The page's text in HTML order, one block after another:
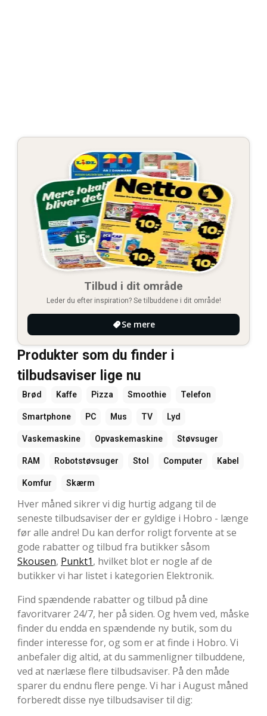
Tilbud i dit område
Leder du efter inspiration? Se tilbuddene i dit område!
Se mere
Produkter som du finder i
tilbudsaviser lige nu
Brød Kaffe Pizza Smoothie Telefon
Smartphone PC Mus TV Lyd
Vaskemaskine Opvaskemaskine Støvsuger
RAM Robotstøvsuger Stol Computer Kabel
Komfur Skærm
Hver måned sikrer vi dig hurtig adgang til de
seneste tilbudsaviser der er gyldige i Hobro - længe
før alle andre! Du kan derfor roligt forvente at se
gode rabatter og tilbud fra butikker såsom
Skousen, Punkt1, hvilket blot er nogle af de
butikker vi har listet i kategorien Elektronik.
Find spændende rabatter og tilbud på dine
favoritvarer 24/7, her på siden. Og hvem ved, måske
finder du endda en spændende ny butik, som du
finder interesse for, og som er at finde i Hobro. Vi
anbefaler dig altid, at du sammenligner tilbuddene,
ved at nærlæse flere tilbudsaviser. På den måde
sparer du endnu flere penge. Vi har i August måned
forberedt disse nye tilbudsaviser til dig: